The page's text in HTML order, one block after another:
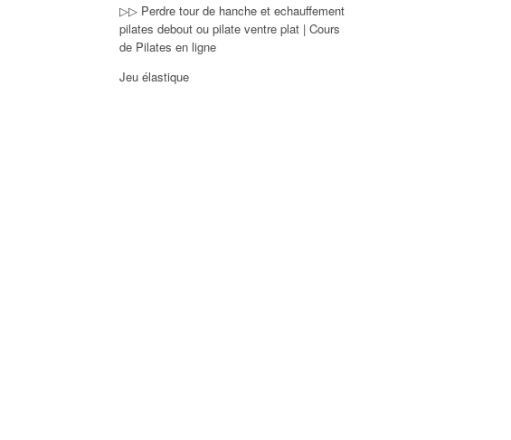
▷▷ Perdre tour de hanche et echauffement
pilates debout ou pilate ventre plat | Cours
de Pilates en ligne
Jeu élastique